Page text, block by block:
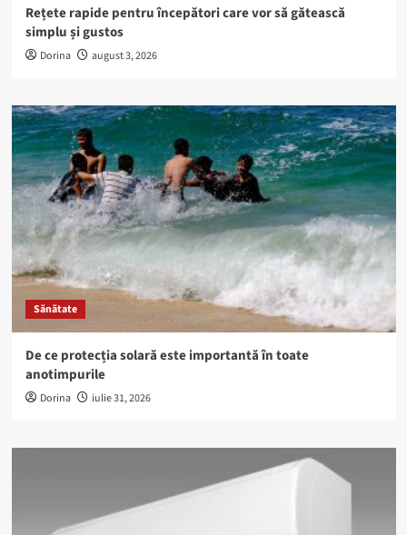
Rețete rapide pentru începători care vor să gătească
simplu și gustos
Dorina august 3, 2026
Sănătate
De ce protecția solară este importantă în toate
anotimpurile
Dorina iulie 31, 2026